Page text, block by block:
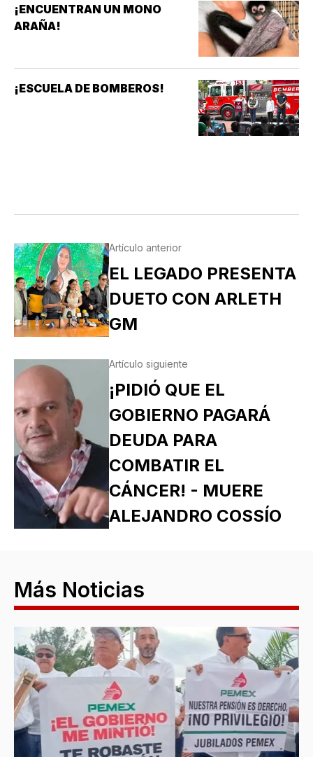
¡ENCUENTRAN UN MONO
ARAÑA!
¡ESCUELA DE BOMBEROS!
Artículo anterior
EL LEGADO PRESENTA
DUETO CON ARLETH
GM
Artículo siguiente
¡PIDIÓ QUE EL
GOBIERNO PAGARÁ
DEUDA PARA
COMBATIR EL
CÁNCER! - MUERE
ALEJANDRO COSSÍO
Más Noticias